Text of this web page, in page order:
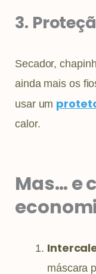
3.
Secador,
ainda mais os
usar um
calor.
Mas… e
máscara